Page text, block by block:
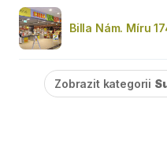
Billa Nám. Míru
Zobrazit kategorii